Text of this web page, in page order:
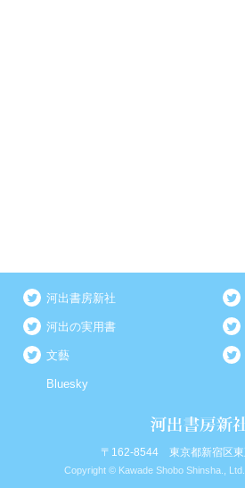
河出書房新社
河出の実用書
文藝
Bluesky
〒162-8544 東京都新宿区東
Copyright © Kawade Shobo Shinsha.,